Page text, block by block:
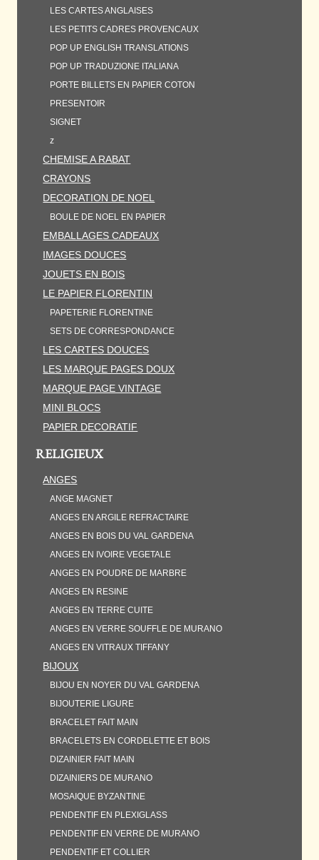
LES CARTES ANGLAISES
LES PETITS CADRES PROVENCAUX
POP UP ENGLISH TRANSLATIONS
POP UP TRADUZIONE ITALIANA
PORTE BILLETS EN PAPIER COTON
PRESENTOIR
SIGNET
z
CHEMISE A RABAT
CRAYONS
DECORATION DE NOEL
BOULE DE NOEL EN PAPIER
EMBALLAGES CADEAUX
IMAGES DOUCES
JOUETS EN BOIS
LE PAPIER FLORENTIN
PAPETERIE FLORENTINE
SETS DE CORRESPONDANCE
LES CARTES DOUCES
LES MARQUE PAGES DOUX
MARQUE PAGE VINTAGE
MINI BLOCS
PAPIER DECORATIF
RELIGIEUX
ANGES
ANGE MAGNET
ANGES EN ARGILE REFRACTAIRE
ANGES EN BOIS DU VAL GARDENA
ANGES EN IVOIRE VEGETALE
ANGES EN POUDRE DE MARBRE
ANGES EN RESINE
ANGES EN TERRE CUITE
ANGES EN VERRE SOUFFLE DE MURANO
ANGES EN VITRAUX TIFFANY
BIJOUX
BIJOU EN NOYER DU VAL GARDENA
BIJOUTERIE LIGURE
BRACELET FAIT MAIN
BRACELETS EN CORDELETTE ET BOIS
DIZAINIER FAIT MAIN
DIZAINIERS DE MURANO
MOSAIQUE BYZANTINE
PENDENTIF EN PLEXIGLASS
PENDENTIF EN VERRE DE MURANO
PENDENTIF ET COLLIER